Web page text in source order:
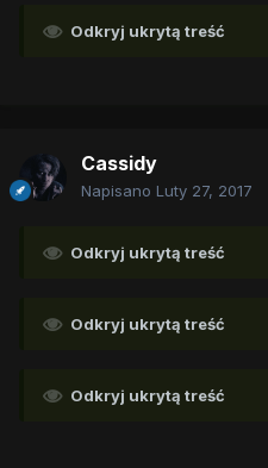
Odkryj ukrytą treść
Cassidy
Napisano Luty 27, 2017
Odkryj ukrytą treść
Odkryj ukrytą treść
Odkryj ukrytą treść